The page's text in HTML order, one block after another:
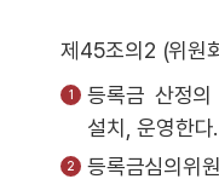
제45조의2 (위원
등록금 산정
설치, 운영한다.
등록금심의